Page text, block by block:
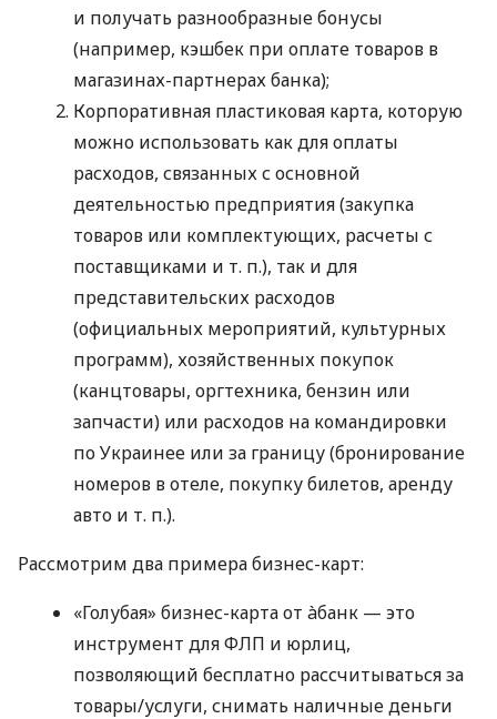
и получать разнообразные бонусы
(например, кэшбек при оплате товаров в
магазинах-партнерах банка);
Корпоративная пластиковая карта, которую
можно использовать как для оплаты
расходов, связанных с основной
деятельностью предприятия (закупка
товаров или комплектующих, расчеты с
поставщиками и т. п.), так и для
представительских расходов
(официальных мероприятий, культурных
программ), хозяйственных покупок
(канцтовары, оргтехника, бензин или
запчасти) или расходов на командировки
по Украинее или за границу (бронирование
номеров в отеле, покупку билетов, аренду
авто и т. п.).
Рассмотрим два примера бизнес-карт:
«Голубая» бизнес-карта от àбанк — это
инструмент для ФЛП и юрлиц,
позволяющий бесплатно рассчитываться за
товары/услуги, снимать наличные деньги